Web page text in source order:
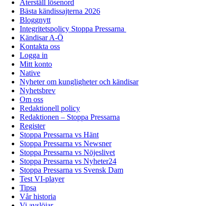
Återställ lösenord
Bästa kändissajterna 2026
Bloggnytt
Integritetspolicy Stoppa Pressarna
Kändisar A-Ö
Kontakta oss
Logga in
Mitt konto
Native
Nyheter om kungligheter och kändisar
Nyhetsbrev
Om oss
Redaktionell policy
Redaktionen – Stoppa Pressarna
Register
Stoppa Pressarna vs Hänt
Stoppa Pressarna vs Newsner
Stoppa Pressarna vs Nöjeslivet
Stoppa Pressarna vs Nyheter24
Stoppa Pressarna vs Svensk Dam
Test VI-player
Tipsa
Vår historia